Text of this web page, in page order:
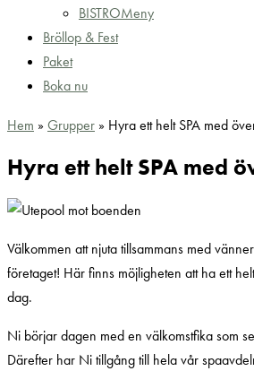
BISTROMeny
Bröllop & Fest
Paket
Boka nu
Hem » Grupper » Hyra ett helt SPA med
Hyra ett helt SPA med
Välkommen att njuta tillsammans med
företaget! Här finns möjligheten att ha ett
dag.
Ni börjar dagen med en välkomstfika som
Därefter har Ni tillgång till hela vår